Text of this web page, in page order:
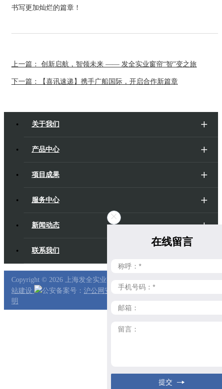
书写更加灿烂的篇章！
上一篇： 创新启航，智领未来 —— 发全实业窗帘“智”变之旅
下一篇：【喜讯速递】携手广船国际，开启合作新篇章
关于我们
产品中心
项目成果
服务中心
新闻动态
联系我们
Copyright © 2026 上海发全实业有限公司
站建设
公安备案号： 沪公网安备31011202006730号
明
在线留言
提交